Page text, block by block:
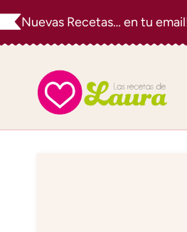
Saltar
al
Nuevas Recetas… en tu